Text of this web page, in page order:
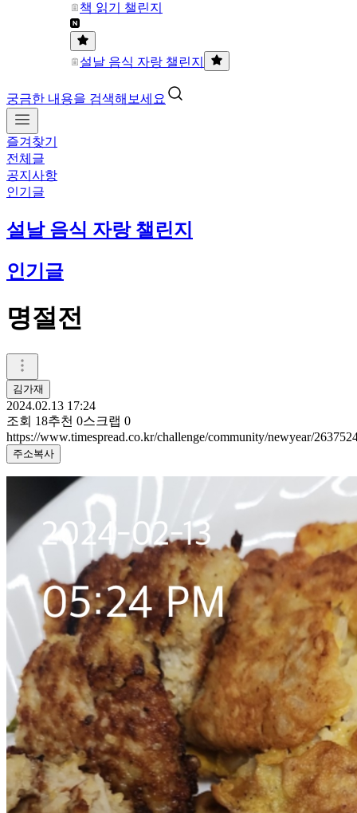
책 읽기 챌린지
설날 음식 자랑 챌린지
궁금한 내용을 검색해보세요
즐겨찾기
전체글
공지사항
인기글
설날 음식 자랑 챌린지
인기글
명절전
김가재
2024.02.13 17:24
조회 18추천 0스크랩 0
https://www.timespread.co.kr/challenge/community/newyear/
주소복사